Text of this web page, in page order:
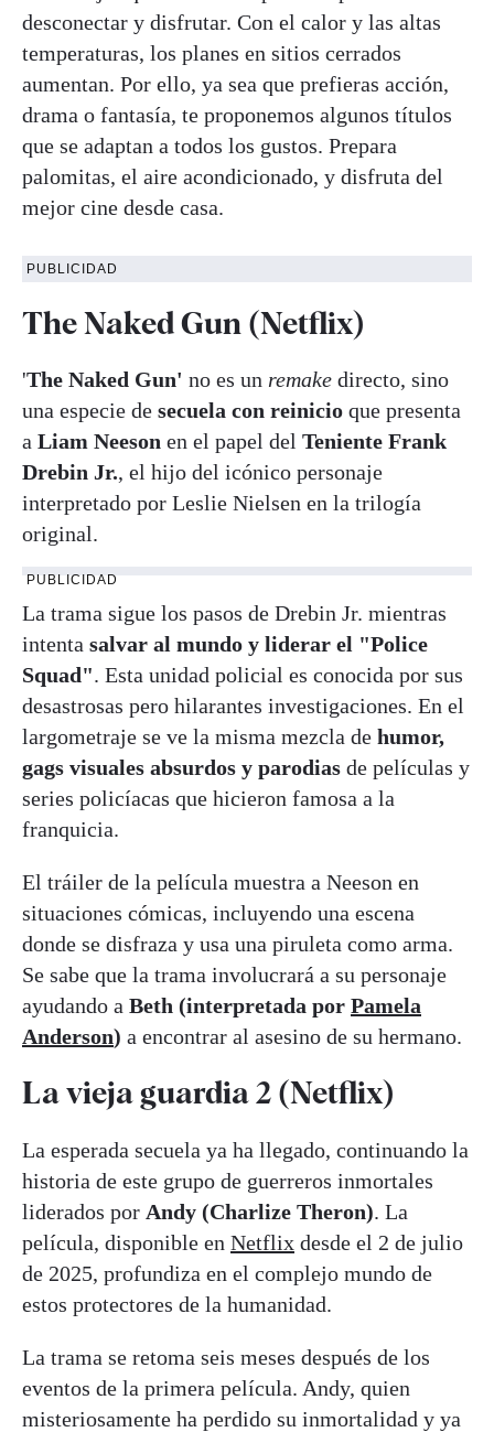
desconectar y disfrutar. Con el calor y las altas
temperaturas, los planes en sitios cerrados
aumentan. Por ello, ya sea que prefieras acción,
drama o fantasía, te proponemos algunos títulos
que se adaptan a todos los gustos. Prepara
palomitas, el aire acondicionado, y disfruta del
mejor cine desde casa.
PUBLICIDAD
The Naked Gun (Netflix)
'The Naked Gun' no es un remake directo, sino
una especie de secuela con reinicio que presenta
a Liam Neeson en el papel del Teniente Frank
Drebin Jr., el hijo del icónico personaje
interpretado por Leslie Nielsen en la trilogía
original.
PUBLICIDAD
La trama sigue los pasos de Drebin Jr. mientras
intenta salvar al mundo y liderar el "Police
Squad". Esta unidad policial es conocida por sus
desastrosas pero hilarantes investigaciones. En el
largometraje se ve la misma mezcla de humor,
gags visuales absurdos y parodias de películas y
series policíacas que hicieron famosa a la
franquicia.
El tráiler de la película muestra a Neeson en
situaciones cómicas, incluyendo una escena
donde se disfraza y usa una piruleta como arma.
Se sabe que la trama involucrará a su personaje
ayudando a Beth (interpretada por Pamela
Anderson) a encontrar al asesino de su hermano.
La vieja guardia 2 (Netflix)
La esperada secuela ya ha llegado, continuando la
historia de este grupo de guerreros inmortales
liderados por Andy (Charlize Theron). La
película, disponible en Netflix desde el 2 de julio
de 2025, profundiza en el complejo mundo de
estos protectores de la humanidad.
La trama se retoma seis meses después de los
eventos de la primera película. Andy, quien
misteriosamente ha perdido su inmortalidad y ya